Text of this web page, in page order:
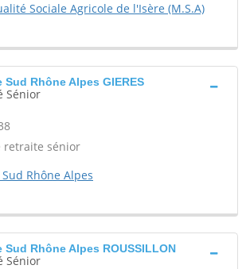
Sociale Agricole de l'Isère (M.S.A)
Rhône Alpes GIERES
Sénior
retraite sénior
Rhône Alpes
Rhône Alpes ROUSSILLON
Sénior